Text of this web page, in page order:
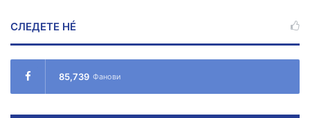
СЛЕДЕТЕ НÉ
85,739 Фанови